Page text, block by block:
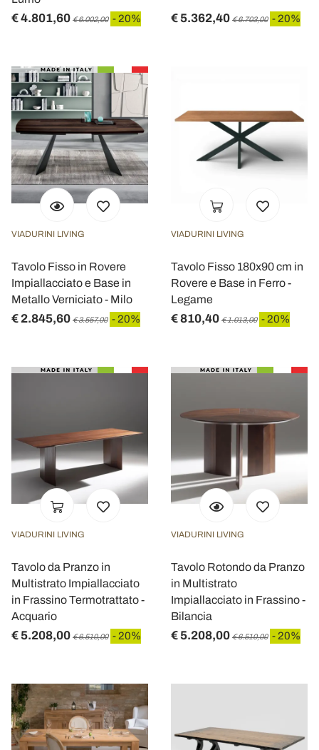
€ 4.801,60 € 6.002,00 - 20% € 5.362,40 € 6.703,00 - 20%
VIADURINI LIVING
Tavolo Fisso in Rovere
Impiallacciato e Base in
Metallo Verniciato - Milo
€ 2.845,60 € 3.557,00 - 20%
VIADURINI LIVING
Tavolo Fisso 180x90 cm in
Rovere e Base in Ferro -
Legame
€ 810,40 € 1.013,00 - 20%
VIADURINI LIVING
Tavolo da Pranzo in
Multistrato Impiallacciato
in Frassino Termotrattato -
Acquario
€ 5.208,00 € 6.510,00 - 20%
VIADURINI LIVING
Tavolo Rotondo da Pranzo
in Multistrato
Impiallacciato in Frassino -
Bilancia
€ 5.208,00 € 6.510,00 - 20%